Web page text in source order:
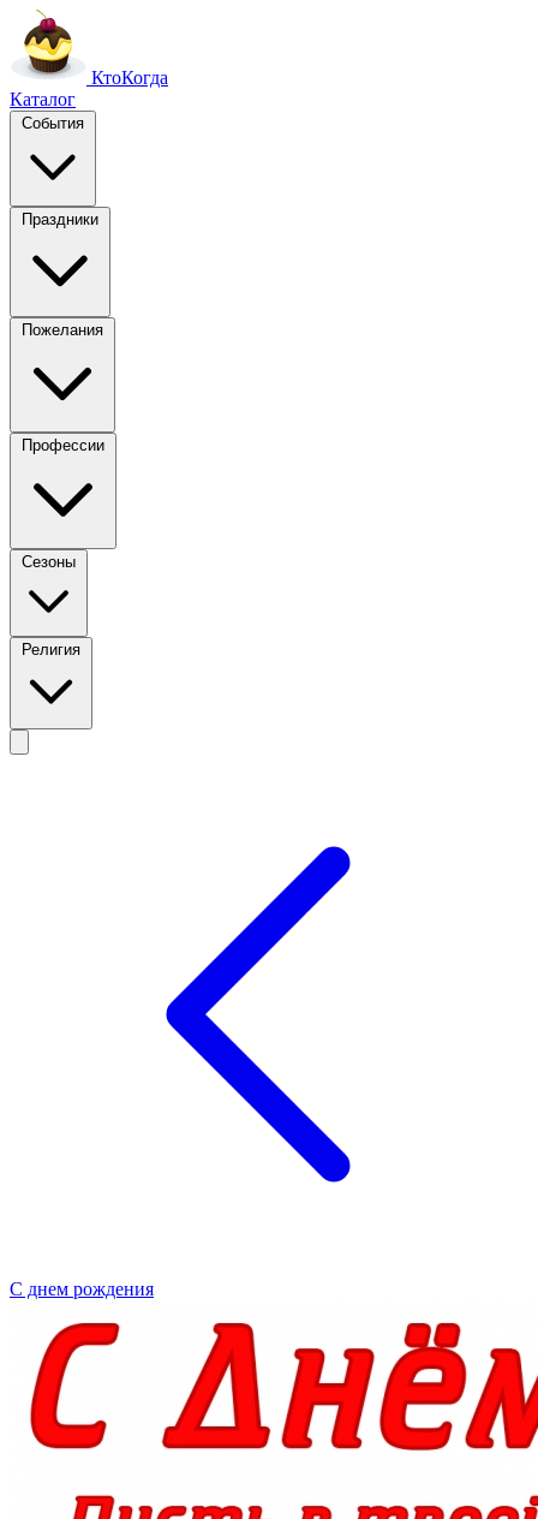
КтоКогда
Каталог
События
Праздники
Пожелания
Профессии
Сезоны
Религия
С днем рождения